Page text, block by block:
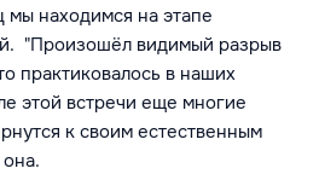
мы находимся на этапе
"Произошёл видимый разрыв
практиковалось в наших
этой встречи еще многие
к своим естественным